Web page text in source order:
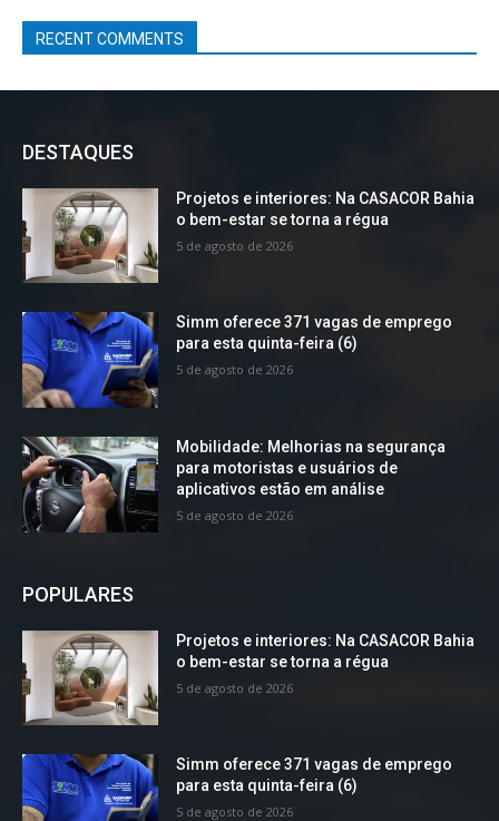
RECENT COMMENTS
DESTAQUES
Projetos e interiores: Na CASACOR Bahia
o bem-estar se torna a régua
5 de agosto de 2026
Simm oferece 371 vagas de emprego
para esta quinta-feira (6)
5 de agosto de 2026
Mobilidade: Melhorias na segurança
para motoristas e usuários de
aplicativos estão em análise
5 de agosto de 2026
POPULARES
Projetos e interiores: Na CASACOR Bahia
o bem-estar se torna a régua
5 de agosto de 2026
Simm oferece 371 vagas de emprego
para esta quinta-feira (6)
5 de agosto de 2026